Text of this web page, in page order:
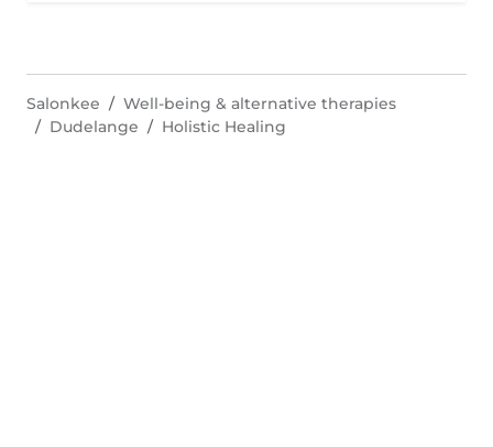
Salonkee
Well-being & alternative therapies
Dudelange
Holistic Healing